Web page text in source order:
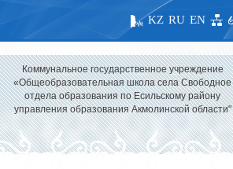
EN
RU
KZ
Коммунальное государственное учреждение
«Общеобразовательная школа села Свободное
отдела образования по Есильскому району
управления образования Акмолинской области"